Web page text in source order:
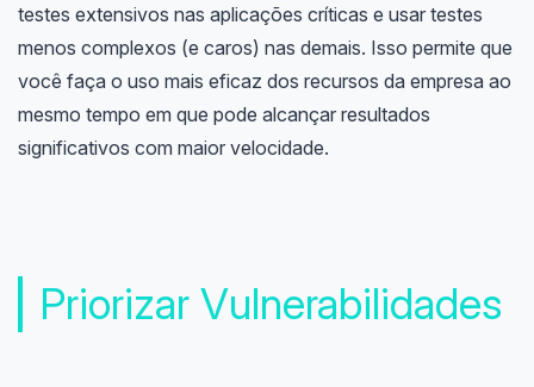
testes extensivos nas aplicações críticas e usar testes
menos complexos (e caros) nas demais. Isso permite que
você faça o uso mais eficaz dos recursos da empresa ao
mesmo tempo em que pode alcançar resultados
significativos com maior velocidade.
Priorizar Vulnerabilidades